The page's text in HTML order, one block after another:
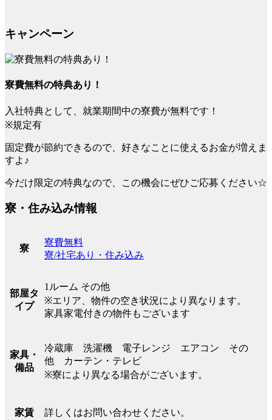
キャンペーン
寮費無料の特典あり！
入社特典として、就業期間中の寮費が無料です！
※規定有
固定費が節約できるので、好きなことに使えるお金が増えま
すよ♪
今だけ限定の特典なので、この機会にぜひご応募ください☆
寮・住み込み情報
寮
寮費無料
寮/社宅あり・住み込み
部屋タ
イプ
1ルーム その他
※エリア、物件の空き状況により異なります。
家具家電付きの物件もございます
家具・
備品
冷蔵庫 洗濯機 電子レンジ エアコン その
他 カーテン・テレビ
※寮により異なる場合がございます。
家賃 詳しくはお問い合わせください。